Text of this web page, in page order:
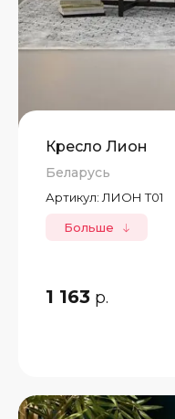
Кресло Лион
Беларусь
Артикул: ЛИОН Т01
Больше
1 163 р.